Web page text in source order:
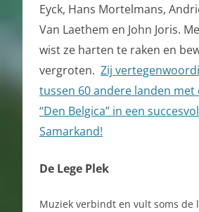
Eyck, Hans Mortelmans,
Van Laethem en John Joris.
wist ze harten te raken en
vergroten. Zij
tussen 60 andere landen met
“Den Belgica” in een
Samarkand!
De Lege Plek
Muziek verbindt en vult soms de